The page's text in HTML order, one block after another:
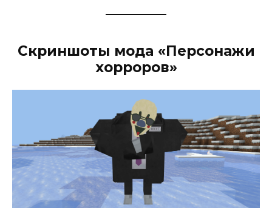
Скриншоты мода «Персонажи
хорроров»